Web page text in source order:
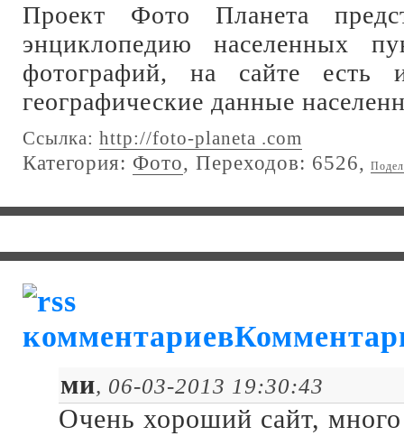
Проект Фото Планета
энциклопедию населенных
фотографий, на сайте есть
географические данные
Ссылка: http://foto-planeta .com
Категория: Фото, Переходов: 6526,
ми, 06-03-2013 19:30:43
Очень хороший сайт,